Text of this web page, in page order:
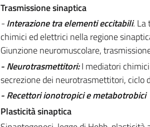
Trasmissione sinaptica
-Interazione tra elementi eccitabili. La
chimici ed elettrici nella regione
Giunzione neuromuscolare,
- Neurotrasmettitori:I mediatori
secrezione dei neurotrasmettitori, ciclo
- Recettori ionotropici e metabotrobici
Plasticità sinaptica